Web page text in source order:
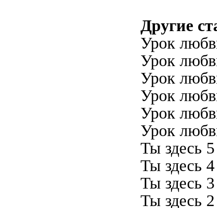
Другие
Урок
Урок
Урок
Урок
Урок
Урок
Ты здесь
Ты здесь
Ты здесь
Ты здесь